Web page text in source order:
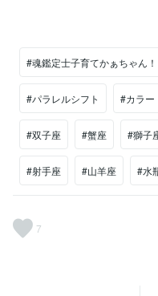
#魂鑑定士子育てかぁちゃん！
#パラレルシフト #カラー
#双子座 #蟹座 #獅子
#射手座 #山羊座 #水
7